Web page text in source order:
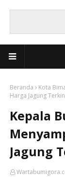
Beranda Kota
Harga Jagung
Kepala
Jagung